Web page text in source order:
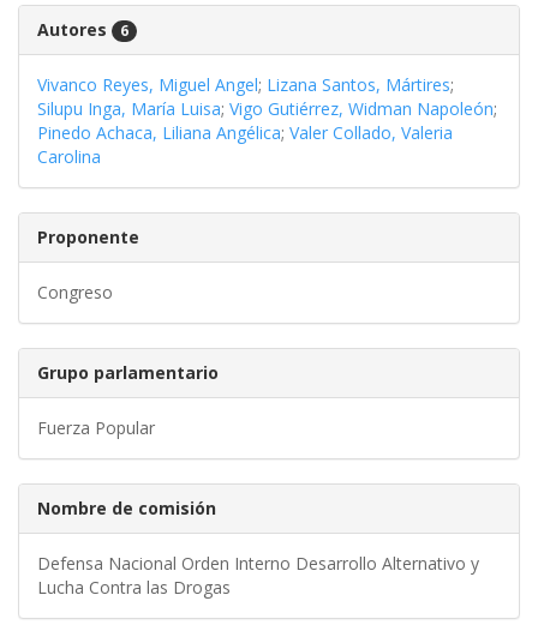
Autores 6
Vivanco Reyes, Miguel Angel; Lizana Santos, Mártires;
Silupu Inga, María Luisa; Vigo Gutiérrez, Widman Napoleón;
Pinedo Achaca, Liliana Angélica; Valer Collado, Valeria
Carolina
Proponente
Congreso
Grupo parlamentario
Fuerza Popular
Nombre de comisión
Defensa Nacional Orden Interno Desarrollo Alternativo y
Lucha Contra las Drogas